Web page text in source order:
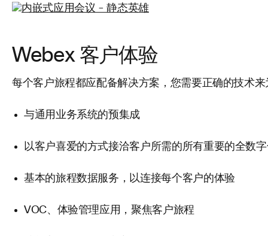
Webex 客户体验
每个客户旅程都应配备解决方案，您需要正确的技术
与通用业务系统的预集成
以客户喜爱的方式接洽客户所需的所有重要的全数
基本的旅程数据服务，以连接每个客户的体验
VOC、体验管理应用，聚焦客户旅程